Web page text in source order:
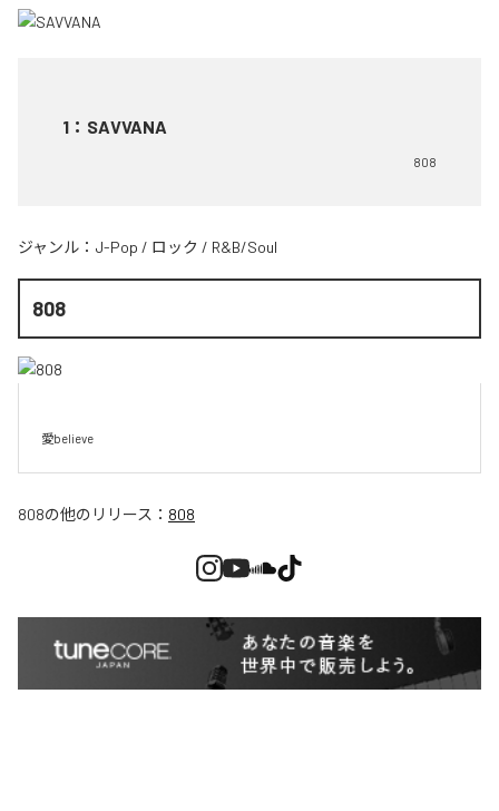
1 ： SAVVANA
808
ジャンル： J-Pop / ロック / R&B/Soul
808
愛believe
808の他のリリース： 808